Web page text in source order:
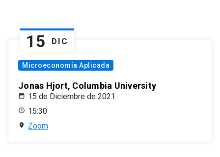
15 DIC
Microeconomía Aplicada
Jonas Hjort, Columbia University
15 de Diciembre de 2021
15:30
Zoom